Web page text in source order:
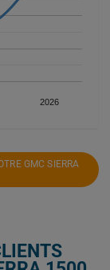
2026
GMC SIERRA